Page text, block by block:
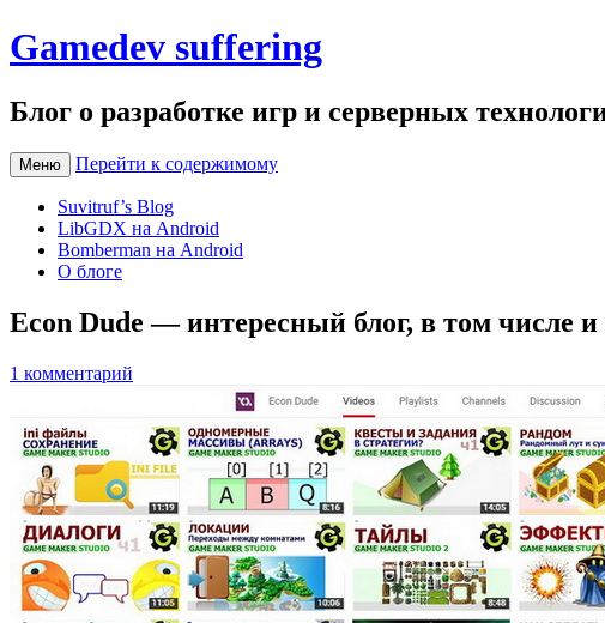
Gamedev suffering
Блог о разработке игр и серверных
Меню Перейти к содержимому
Suvitruf’s Blog
LibGDX на Android
Bomberman на Android
О блоге
Econ Dude — интересный блог, в том числе и
1 комментарий